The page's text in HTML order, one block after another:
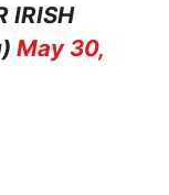
IRISH
May 30,